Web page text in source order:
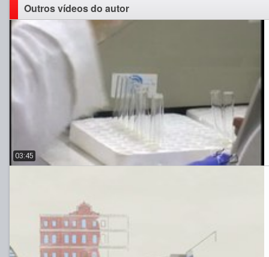
Outros vídeos do autor
03:45